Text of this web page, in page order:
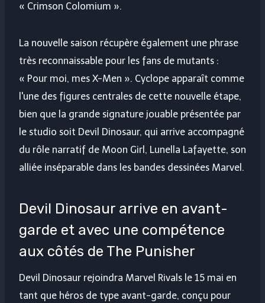
« Crimson Colomium ».
La nouvelle saison récupère également une phrase
très reconnaissable pour les fans de mutants :
« Pour moi, mes X-Men ». Cyclope apparaît comme
l'une des figures centrales de cette nouvelle étape,
bien que la grande signature jouable présentée par
le studio soit Devil Dinosaur, qui arrive accompagné
du rôle narratif de Moon Girl, Lunella Lafayette, son
alliée inséparable dans les bandes dessinées Marvel.
Devil Dinosaur arrive en avant-
garde et avec une compétence
aux côtés de The Punisher
Devil Dinosaur rejoindra Marvel Rivals le 15 mai en
tant que héros de type avant-garde, conçu pour